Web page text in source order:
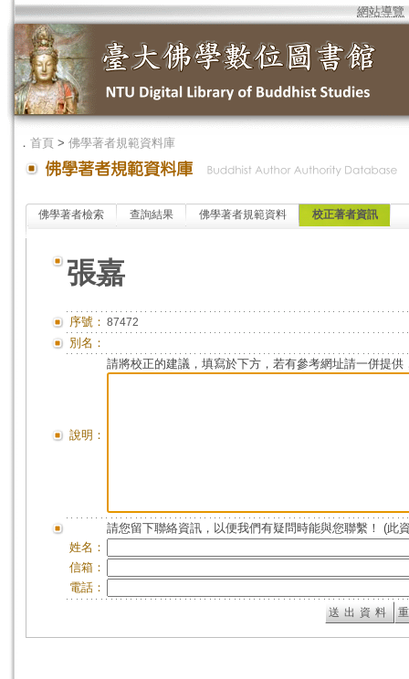
網站導覽
． 首頁 > 佛學著者規範資料庫
佛學著者檢索 查詢結果 佛學著者規範資料 校正著者資訊
張嘉
序號： 87472
別名：
說明：
請將校正的建議，填寫於下方，若有參考網址請一併提供
請您留下聯絡資訊，以便我們有疑問時能與您聯繫！ (此
姓名：
信箱：
電話：